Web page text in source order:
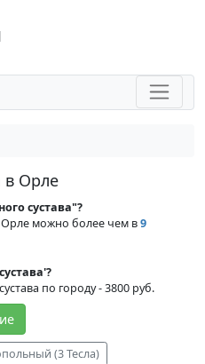
в Орле
сустава"?
Орле можно более чем в9
по городу - 3800 руб.
(3 Тесла)